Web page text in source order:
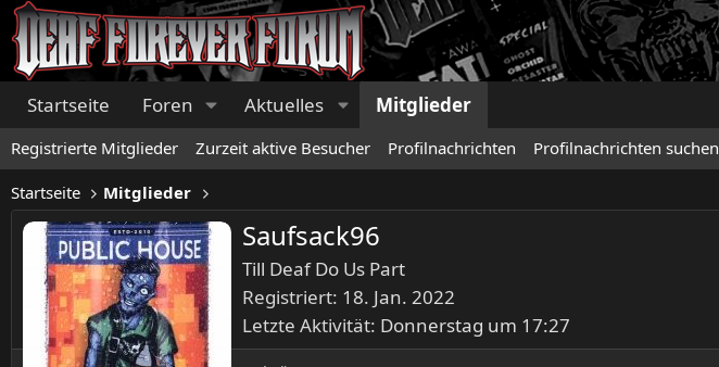
Startseite Foren Aktuelles Mitglieder
Registrierte Mitglieder Zurzeit aktive Besucher Profilnachrichten Profilnachrichten suchen
Startseite Mitglieder
Saufsack96
Till Deaf Do Us Part
Registriert 18. Jan. 2022
Letzte Aktivität Donnerstag um 17:27